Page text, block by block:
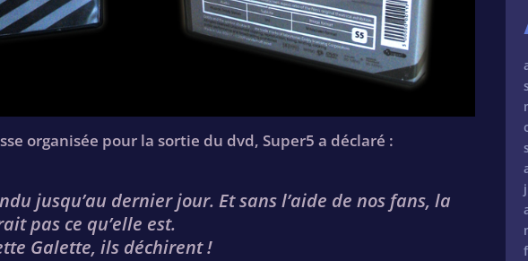
organisée pour la sortie du dvd, Super5 a déclaré :
jusqu’au dernier jour. Et sans l’aide de nos fans, la
pas ce qu’elle est.
Galette, ils déchirent !